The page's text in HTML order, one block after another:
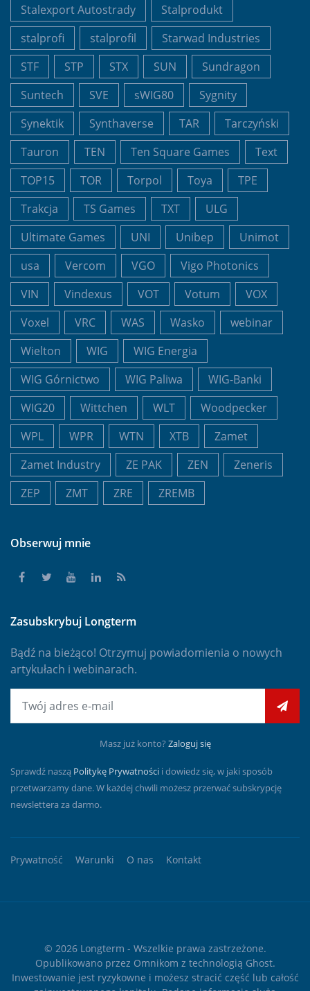
Stalexport Autostrady
Stalprodukt
stalprofi
stalprofil
Starwad Industries
STF
STP STX SUN
Sundragon
Suntech
SVE sWIG80
Sygnity
Synektik
Synthaverse TAR
Tarczyński
Tauron
TEN Ten Square Games
Text
TOP15
TOR Torpol Toya
TPE
Trakcja
TS Games TXT
ULG
Ultimate Games
UNI Unibep
Unimot
usa
Vercom VGO
Vigo Photonics
VIN
Vindexus VOT Votum
VOX
Voxel
VRC WAS Wasko
webinar
Wielton
WIG
WIG Energia
WIG Górnictwo
WIG Paliwa
WIG-Banki
WIG20
Wittchen WLT
Woodpecker
WPL
WPR WTN XTB
Zamet
Zamet Industry
ZE PAK ZEN
Zeneris
ZEP
ZMT ZRE ZREMB
Obserwuj mnie
Zasubskrybuj Longterm
Bądź na bieżąco! Otrzymuj powiadomienia o nowych
artykułach i webinarach.
Masz już konto? Zaloguj się
Sprawdź naszą Politykę Prywatności i dowiedz się, w jaki sposób
przetwarzamy dane. W każdej chwili możesz przerwać subskrypcję
newslettera za darmo.
Prywatność Warunki O nas Kontakt
© 2026 Longterm - Wszelkie prawa zastrzeżone.
Opublikowano przez Omnikom z technologią Ghost.
Inwestowanie jest ryzykowne i możesz stracić część lub całość